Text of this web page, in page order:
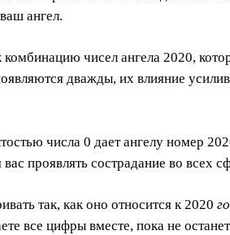
ангел.
чисел ангела 2020,
дважды, их влияние
числа 0 дает ангелу номер
проявлять сострадание во всех
так, как оно относится к 2020
все цифры вместе, пока не